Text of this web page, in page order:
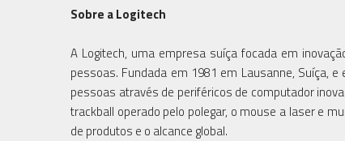
Sobre a Logitech
A Logitech, uma empresa suíça focada em
pessoas. Fundada em 1981 em Lausanne, Suíça,
pessoas através de periféricos de computador
trackball operado pelo polegar, o mouse a laser e
de produtos e o alcance global.